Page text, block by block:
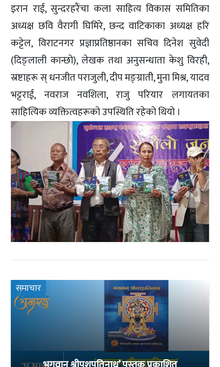
इरान राई, सुन्दरहरैंचा कला साहित्य विकास समितिका
अध्यक्ष छवि वैरागी घिमिरे, छन्द वाटिकाका अध्यक्ष हरि
कट्टेल, विराटनगर प्रज्ञाप्रतिष्ठानका सचिव दिनेश सुवेदी
(दिङ्लाली कान्छो), लेखक तथा अनुसन्धाता केशु विरही,
स्रष्टाहरू स् धनजीत पराजुली, दीप मङ्ग्राती, मुना मिश्र, यादव
भट्टराई, नवराज नवशिला, राजु परियार लगायतका
साहित्यिक व्यक्तित्वहरूको उपस्थिति रहेको थियो ।
समाचार